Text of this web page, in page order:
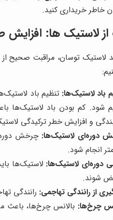
خاطر خریداری کنید.
از لاستیک ها: افزایش
لاستیک توسان، مراقبت صحیح
باد لاستیک‌ها: تنظیم باد
شود. کم بودن باد
و افزایش خطر ترکیدگی
دوره‌ای لاستیک‌ها:
انجام شود.
دوره‌ای لاستیک‌ها: لاستیک‌ها
شوند.
از رانندگی تهاجمی: رانندگی
چرخ‌ها: بالانس چرخ‌ها، باعث